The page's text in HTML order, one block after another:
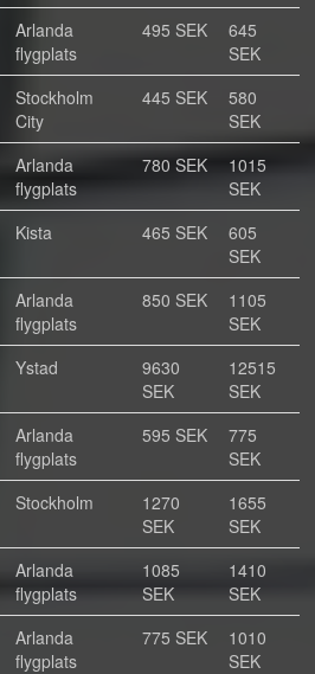
Arlanda
flygplats
495 SEK
645
SEK
Stockholm
City
445 SEK
580
SEK
Arlanda
flygplats
780 SEK
1015
SEK
Kista 465 SEK
605
SEK
Arlanda
flygplats
850 SEK
1105
SEK
Ystad
9630
SEK
12515
SEK
Arlanda
flygplats
595 SEK
775
SEK
Stockholm
1270
SEK
1655
SEK
Arlanda
flygplats
1085
SEK
1410
SEK
Arlanda
flygplats
775 SEK
1010
SEK